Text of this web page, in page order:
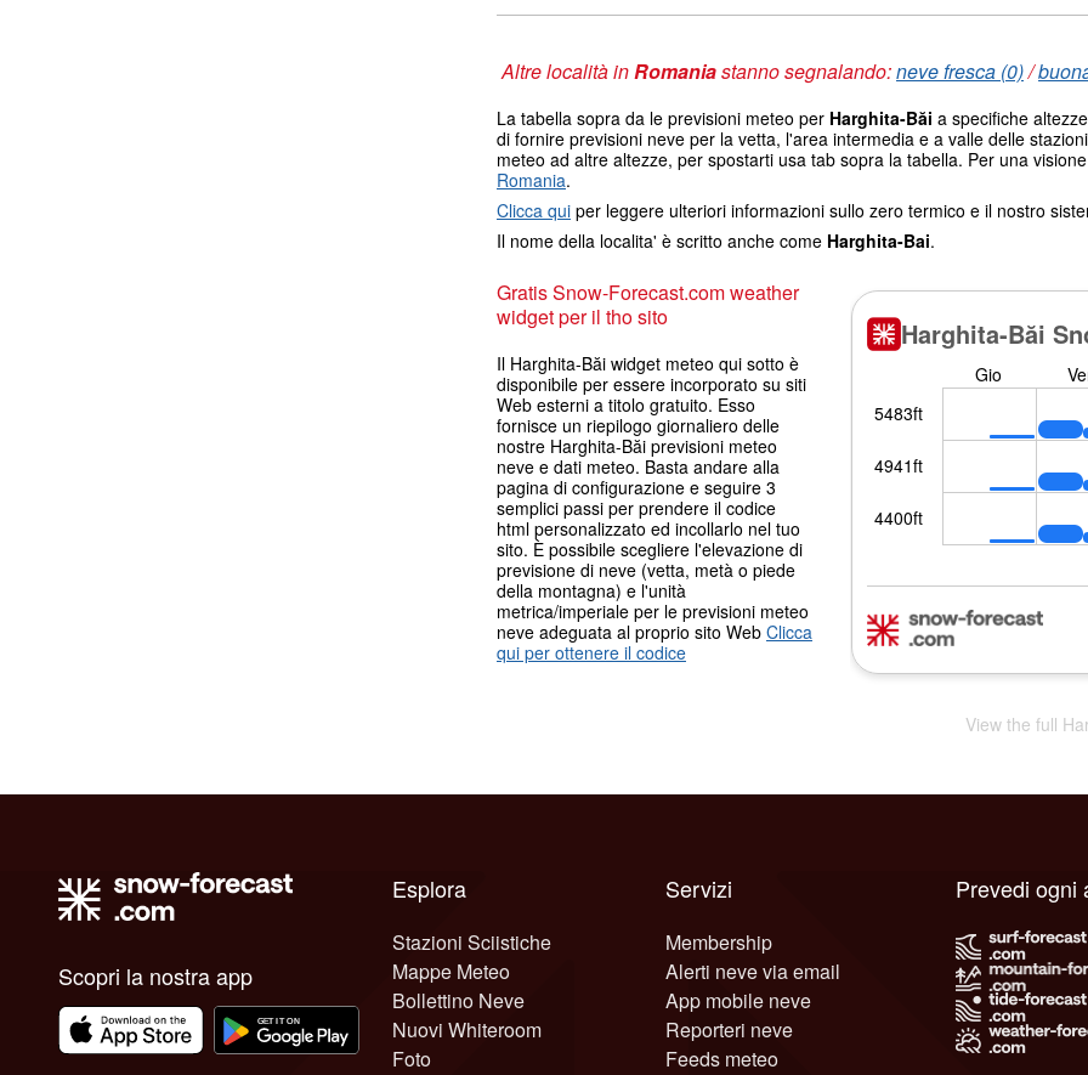
Altre località inRomaniastanno segnalando:neve fresca (0)/
La tabella sopra da le previsioni meteo per Harghita-Băi a specifiche
di fornire previsioni neve per la vetta, l'area intermedia e a valle delle
meteo ad altre altezze, per spostarti usa tab sopra la tabella. Per una
Romania.
Clicca qui per leggere ulteriori informazioni sullo zero termico e il nostro
Il nome della localita' è scritto anche come Harghita-Bai.
Gratis Snow-Forecast.com weather
widget per il tho sito
Il Harghita-Băi widget meteo qui sotto è
disponibile per essere incorporato su siti
Web esterni a titolo gratuito. Esso
fornisce un riepilogo giornaliero delle
nostre Harghita-Băi previsioni meteo
neve e dati meteo. Basta andare alla
pagina di configurazione e seguire 3
semplici passi per prendere il codice
html personalizzato ed incollarlo nel tuo
sito. È possibile scegliere l'elevazione di
previsione di neve (vetta, metà o piede
della montagna) e l'unità
metrica/imperiale per le previsioni meteo
neve adeguata al proprio sito Web Clicca
qui per ottenere il codice
View the full
Scopri la nostra app
Esplora
Stazioni Sciistiche
Mappe Meteo
Bollettino Neve
Nuovi Whiteroom
Foto
Servizi
Membership
Alerti neve via email
App mobile neve
Reporteri neve
Feeds meteo
Prevedi ogni